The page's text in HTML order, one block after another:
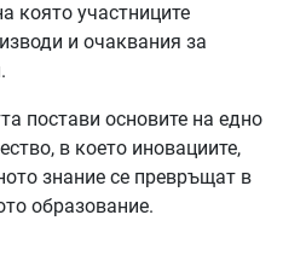
която участниците
и очаквания за
постави основите на едно
в което иновациите,
знание се превръщат в
образование.